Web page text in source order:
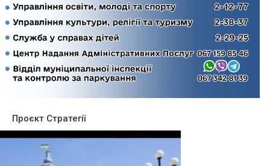
Проєкт Стратегії